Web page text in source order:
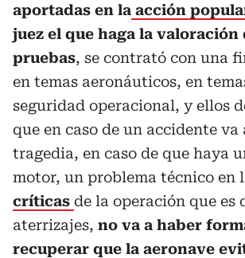
aportadas en la acción
juez el que haga la valoración
pruebas, se contrató con una
en temas aeronáuticos, en
seguridad operacional, y ellos
que en caso de un accidente
tragedia, en caso de que haya
motor, un problema técnico en
críticas de la operación que es
aterrizajes, no va a haber
recuperar que la aeronave